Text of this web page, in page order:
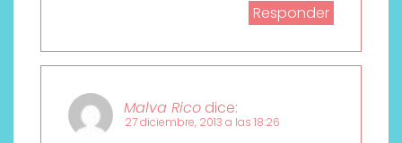
Responder
Malva Rico dice:
27 diciembre, 2013 a las 18:26